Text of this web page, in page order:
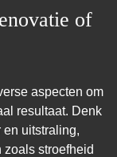
of
aspecten om
resultaat. Denk
uitstraling,
stroefheid